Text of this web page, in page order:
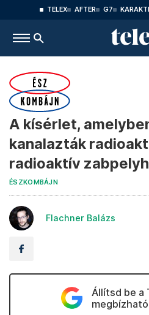
TELEX AFTER G7
A kísérlet,
kanalazták
radioaktív
ÉSZKOMBÁJN
Flachner Balázs
Állítsd be a